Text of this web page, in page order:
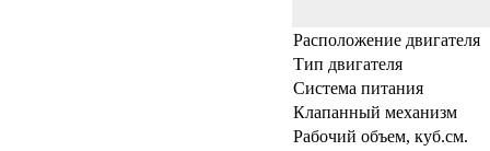
Расположение двигателя
Тип двигателя
Система питания
Клапанный механизм
Рабочий объем, куб.см.